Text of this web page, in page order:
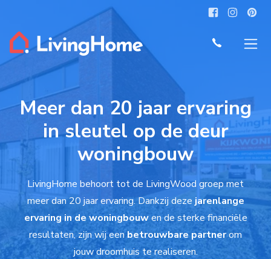
Meer dan 20 jaar ervaring
in sleutel op de deur
woningbouw
LivingHome behoort tot de LivingWood groep met
meer dan 20 jaar ervaring. Dankzij deze jarenlange
ervaring in de woningbouwen de sterke financiële
resultaten, zijn wij eenbetrouwbare partnerom
jouw droomhuis te realiseren.